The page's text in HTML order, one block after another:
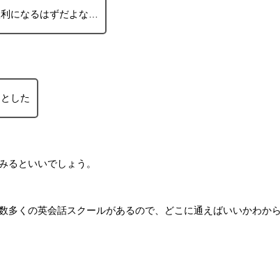
になるはずだよな…
した
るといいでしょう。
くの英会話スクールがあるので、どこに通えばいいかわか